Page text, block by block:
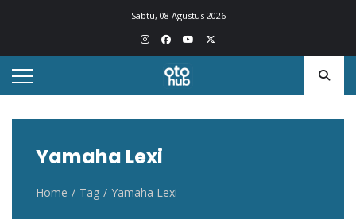
Sabtu, 08 Agustus 2026
Otohub.co
Portal berita otomotif Indonesia terkini
Yamaha Lexi
Home Tag Yamaha Lexi